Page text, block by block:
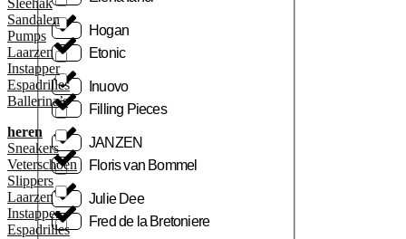
Hogan
Inuovo
JANZEN
Julie Dee
Etonic
Filling Pieces
Floris van Bommel
Fred de la Bretoniere
Sleehak
Sandalen
Pumps
Laarzen
Instapper
Espadrilles
Ballerina’s
heren
Sneakers
Veterschoen
Slippers
Laarzen
Instapper
Espadrilles